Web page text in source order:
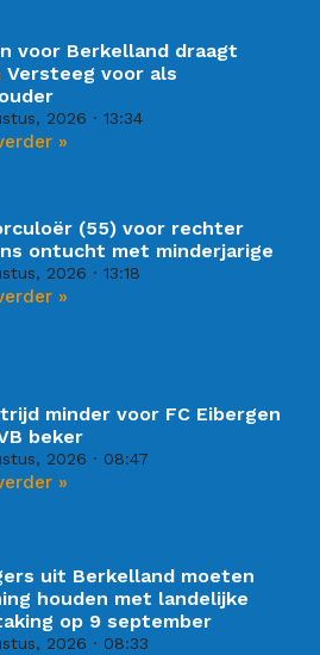
voor Berkelland draagt
Versteeg voor als
2026 13:34
»
(55) voor rechter
ontucht met minderjarige
2026 13:18
»
minder voor FC Eibergen
beker
2026 08:47
»
uit Berkelland moeten
houden met landelijke
op 9 september
2026 08:33